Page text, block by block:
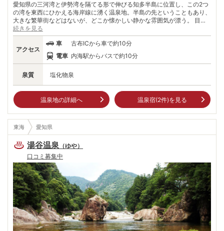
愛知県の三河湾と伊勢湾を隔てる形で伸びる知多半島に位置し、この2つ
の湾を東西にひかえる海岸線に湧く温泉地。半島の先ということもあり、
大きな繁華街などはないが、どこか懐かしい静かな雰囲気が漂う。 目の
前には白砂の美しい「山海海水浴場」が広がり、比較的混雑も少ないため
家族やグループでゆったりと過ごしたい方におすすめ。夏以外にも周辺で
は、春は潮干狩り、秋はみかん狩り、冬から春にかけてはいちご狩りと、
四季を通じて様々なレジャーが楽しめる。 露天風呂に浸かって美しい伊
勢湾の景色を眺めながら穏やかな波音に癒される。
続きを見る
泉質 塩化物泉
アクセス
車
古布ICから車で約10分
電車 内海駅からバスで約10分
温泉地の詳細へ 温泉宿(2件)を見る
東海 愛知県
湯谷温泉 （ゆや）
口コミ募集中